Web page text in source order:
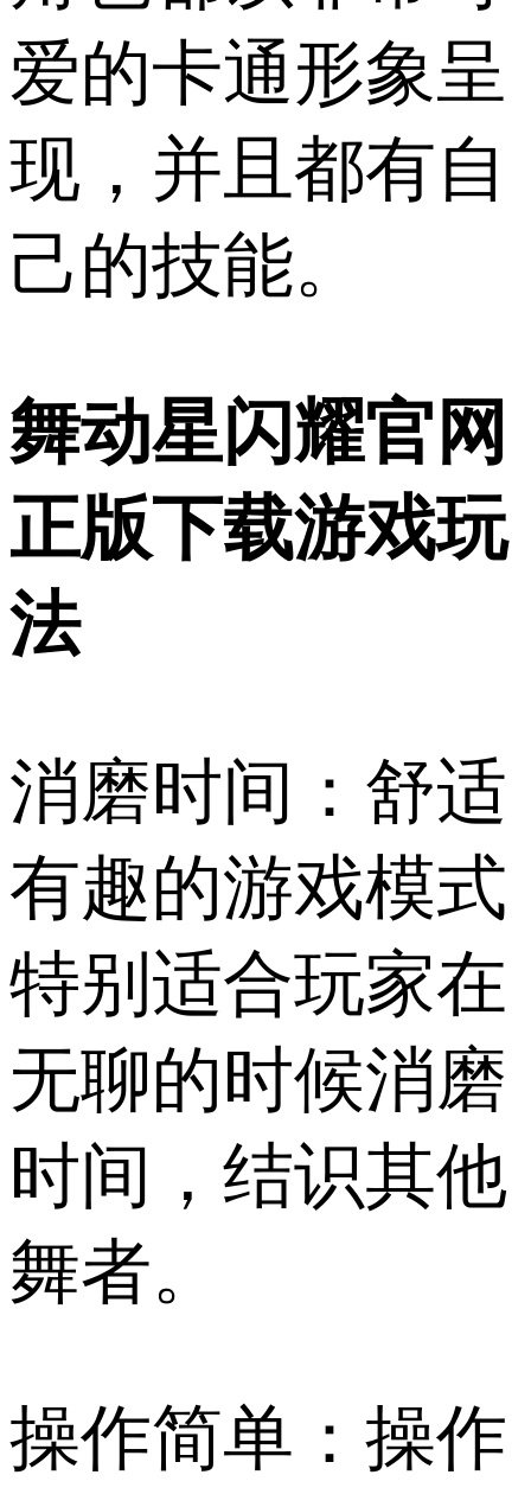
爱的卡通形象呈
现，并且都有自
己的技能。
舞动星闪耀官网
正版下载游戏玩
法
消磨时间：舒适
有趣的游戏模式
特别适合玩家在
无聊的时候消磨
时间，结识其他
舞者。
操作简单：操作